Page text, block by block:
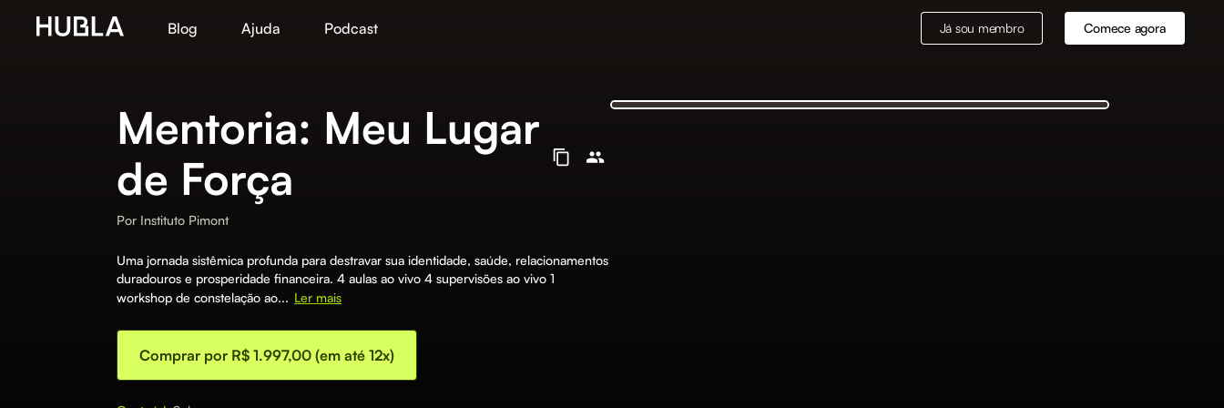
Blog Ajuda Podcast Já sou membro Comece agora
Mentoria: Meu Lugar
de Força
Por Instituto Pimont
Uma jornada sistêmica profunda para destravar sua identidade, saúde, relacionamentos
duradouros e prosperidade financeira. 4 aulas ao vivo 4 supervisões ao vivo 1
workshop de constelação ao... Ler mais
Comprar por R$ 1.997,00 (em até 12x)